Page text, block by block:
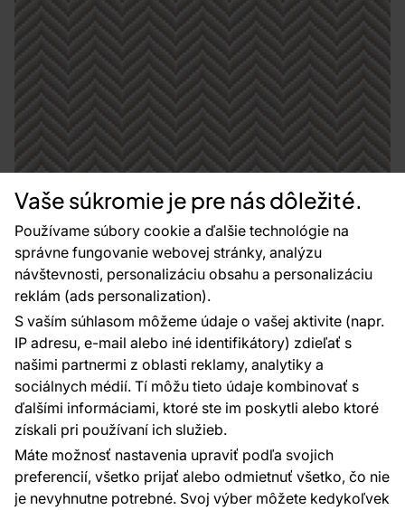
Vaše súkromie je pre nás dôležité.
Používame súbory cookie a ďalšie technológie na
správne fungovanie webovej stránky, analýzu
návštevnosti, personalizáciu obsahu a personalizáciu
reklám (ads personalization).
S vaším súhlasom môžeme údaje o vašej aktivite (napr.
IP adresu, e-mail alebo iné identifikátory) zdieľať s
našimi partnermi z oblasti reklamy, analytiky a
sociálnych médií. Tí môžu tieto údaje kombinovať s
ďalšími informáciami, ktoré ste im poskytli alebo ktoré
získali pri používaní ich služieb.
Máte možnosť nastavenia upraviť podľa svojich
preferencií, všetko prijať alebo odmietnuť všetko, čo nie
je nevyhnutne potrebné. Svoj výber môžete kedykoľvek
Geometrická tapeta, sivá, 7778, Agora, Parato by Cristiana
Masi
dodanie 6–9 pracovných dní
82.92 €
15.57 € / m2